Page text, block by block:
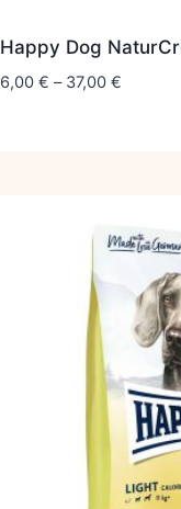
Happy Dog
6,00€ – 37,00€